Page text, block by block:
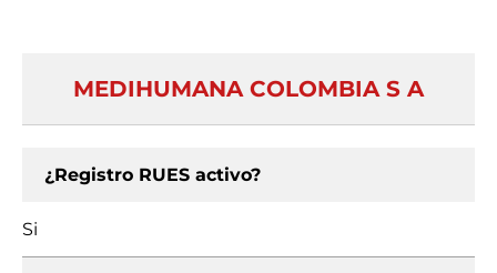
MEDIHUMANA COLOMBIA S A
¿Registro RUES activo?
Si